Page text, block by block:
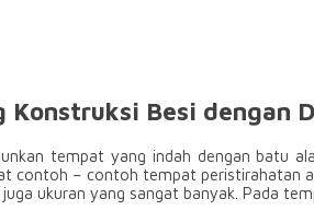
Besi dengan
tempat yang indah dengan batu
contoh – contoh tempat peristirahatan
ukuran yang sangat banyak. Pada